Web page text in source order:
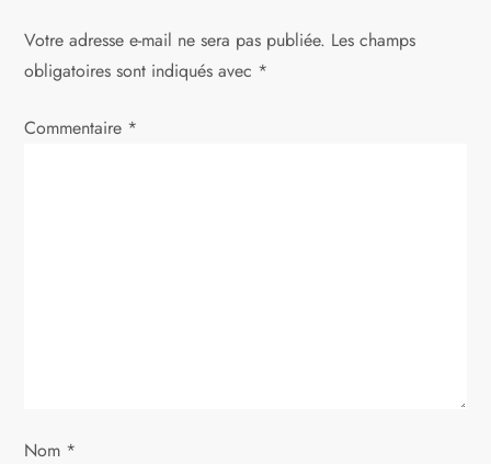
Votre adresse e-mail ne sera pas publiée. Les champs
obligatoires sont indiqués avec *
Commentaire *
Nom *